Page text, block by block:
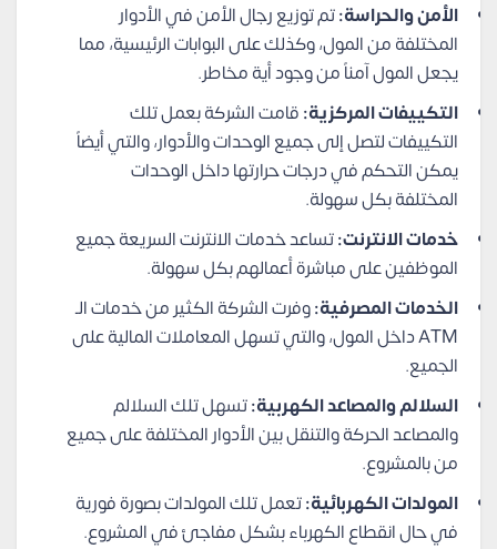
الأمن والحراسة:تم توزيع رجال الأمن في الأدوار
المختلفة من المول، وكذلك على البوابات الرئيسية، مما
يجعل المول آمناً من وجود أية مخاطر.
التكييفات المركزية:قامت الشركة بعمل تلك
التكييفات لتصل إلى جميع الوحدات والأدوار، والتي أيضاً
يمكن التحكم في درجات حرارتها داخل الوحدات
المختلفة بكل سهولة.
خدمات الانترنت:تساعد خدمات الانترنت السريعة جميع
الموظفين على مباشرة أعمالهم بكل سهولة.
الخدمات المصرفية:وفرت الشركة الكثير من خدمات الـ
ATM داخل المول، والتي تسهل المعاملات المالية على
الجميع.
السلالم والمصاعد الكهربية:تسهل تلك السلالم
والمصاعد الحركة والتنقل بين الأدوار المختلفة على جميع
من بالمشروع.
المولدات الكهربائية:تعمل تلك المولدات بصورة فورية
في حال انقطاع الكهرباء بشكل مفاجئ في المشروع.